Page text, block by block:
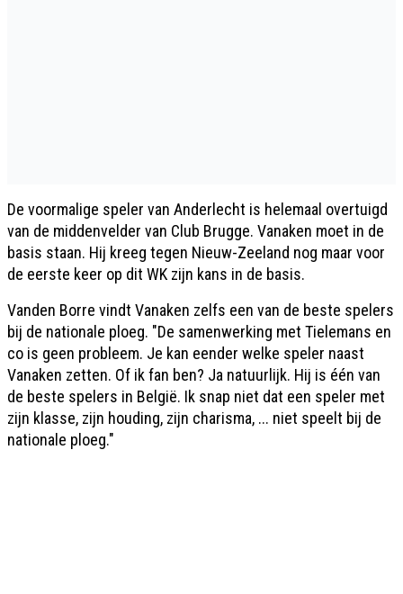
De voormalige speler van Anderlecht is helemaal overtuigd
van de middenvelder van Club Brugge. Vanaken moet in de
basis staan. Hij kreeg tegen Nieuw-Zeeland nog maar voor
de eerste keer op dit WK zijn kans in de basis.
Vanden Borre vindt Vanaken zelfs een van de beste spelers
bij de nationale ploeg. "De samenwerking met Tielemans en
co is geen probleem. Je kan eender welke speler naast
Vanaken zetten. Of ik fan ben? Ja natuurlijk. Hij is één van
de beste spelers in België. Ik snap niet dat een speler met
zijn klasse, zijn houding, zijn charisma, ... niet speelt bij de
nationale ploeg."